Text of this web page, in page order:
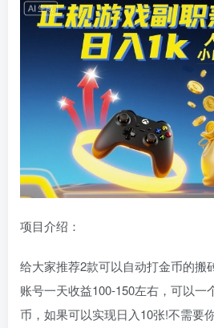
项目介绍：
给大家推荐2款可以自动打金币的搬
账号一天收益100-150左右，可以一
币，如果可以实现日入10张!不需要